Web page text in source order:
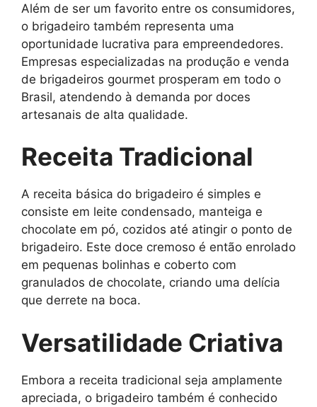
Além de ser um favorito entre os consumidores,
o brigadeiro também representa uma
oportunidade lucrativa para empreendedores.
Empresas especializadas na produção e venda
de brigadeiros gourmet prosperam em todo o
Brasil, atendendo à demanda por doces
artesanais de alta qualidade.
Receita Tradicional
A receita básica do brigadeiro é simples e
consiste em leite condensado, manteiga e
chocolate em pó, cozidos até atingir o ponto de
brigadeiro. Este doce cremoso é então enrolado
em pequenas bolinhas e coberto com
granulados de chocolate, criando uma delícia
que derrete na boca.
Versatilidade Criativa
Embora a receita tradicional seja amplamente
apreciada, o brigadeiro também é conhecido